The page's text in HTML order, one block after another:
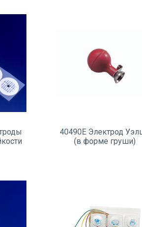
40490E Электрод
(в форме груши)